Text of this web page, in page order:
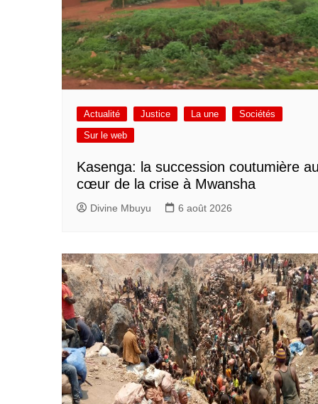
Actualité Justice La une
Sociétés
Sur le web
Kasenga: la succession coutumière
cœur de la crise à Mwansha
Divine Mbuyu 6 août 2026